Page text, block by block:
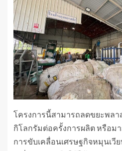
โครงการนี้สามารถลดขยะพล
กิโลกรัมต่อครั้งการผลิต หรือม
การขับเคลื่อนเศรษฐกิจหมุนเวีย